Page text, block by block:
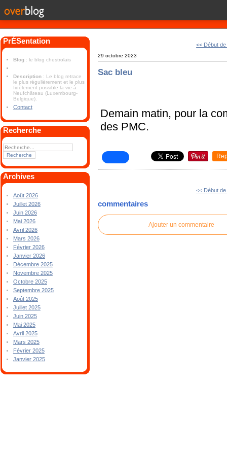
PrÉSentation
Blog : le blog chestrolais
Description : Le blog retrace
le plus régulièrement et le plus
fidèlement possible la vie à
Neufchâteau (Luxembourg-
Belgique).
Contact
Recherche
Archives
Août 2026
Juillet 2026
Juin 2026
Mai 2026
Avril 2026
Mars 2026
Février 2026
Janvier 2026
Décembre 2025
Novembre 2025
Octobre 2025
Septembre 2025
Août 2025
Juillet 2025
Juin 2025
Mai 2025
Avril 2025
Mars 2025
Février 2025
Janvier 2025
<< Début
29 octobre 2023
Sac bleu
Demain matin, pour la
des PMC.
<< Début
commentaires
Ajouter un commentaire